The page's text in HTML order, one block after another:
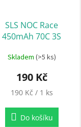
SLS NOC Race
450mAh 70C 3S
Skladem (>5 ks)
190 Kč
Měrná
190 Kč / 1 ks
Do košíku